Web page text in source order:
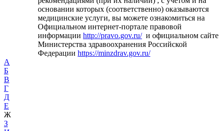
основании которых (соответственно) оказываются
медицинские услуги, вы можете ознакомиться на
Официальном интернет-портале правовой
информацииhttp://pravo.gov.ru/и официальном сайте
Министерства здравоохранения Российской
Федерацииhttps://minzdrav.gov.ru/
А
Б
В
Г
Д
Е
Ж
З